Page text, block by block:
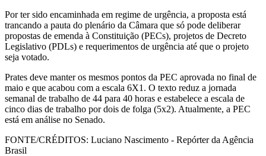
Por ter sido encaminhada em regime de urgência, a proposta está
trancando a pauta do plenário da Câmara que só pode deliberar
propostas de emenda à Constituição (PECs), projetos de Decreto
Legislativo (PDLs) e requerimentos de urgência até que o projeto
seja votado.
Prates deve manter os mesmos pontos da PEC aprovada no final de
maio e que acabou com a escala 6X1. O texto reduz a jornada
semanal de trabalho de 44 para 40 horas e estabelece a escala de
cinco dias de trabalho por dois de folga (5x2). Atualmente, a PEC
está em análise no Senado.
FONTE/CRÉDITOS: Luciano Nascimento - Repórter da Agência
Brasil